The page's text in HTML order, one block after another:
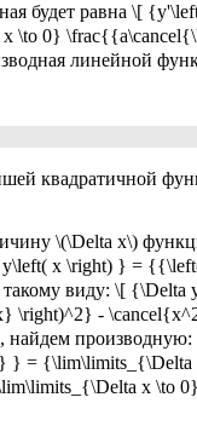
будет равна \[
\to 0}
линейной
квадратичной
\(\Delta x\)
x \right) } =
виду: \[
\right)^2} -
найдем
= {\lim\limits_{\Delta
x \to